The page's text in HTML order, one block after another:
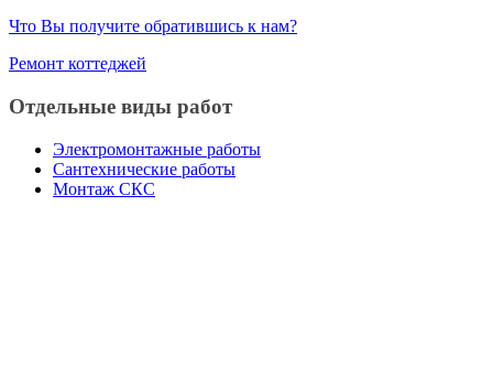
Что Вы получите обратившись к нам?
Ремонт коттеджей
Отдельные виды работ
Электромонтажные работы
Сантехнические работы
Монтаж СКС